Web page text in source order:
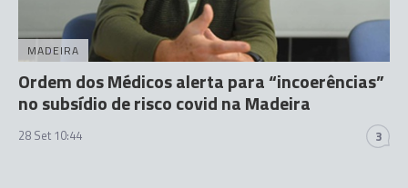
MADEIRA
Ordem dos Médicos alerta para “incoerências”
no subsídio de risco covid na Madeira
28 Set 10:44 3